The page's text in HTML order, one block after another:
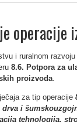
operacije
i ruralnom
8.6. Potpora za
proizvoda.
za tip operacije
i
tehnologija,